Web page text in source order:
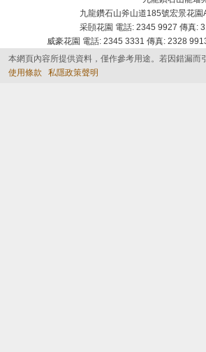
九龍鑽石山斧山道185號宏景花
采頣花園 電話: 2345 9927 傳真:
威豪花園 電話: 2345 3331 傳真: 2328
本網頁內容所提供資料，僅作參考用途。若因錯漏
使用條款
私隱政策聲明